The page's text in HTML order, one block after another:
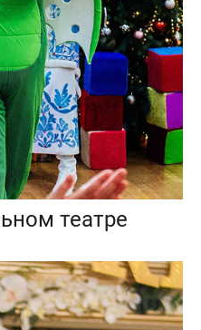
театре